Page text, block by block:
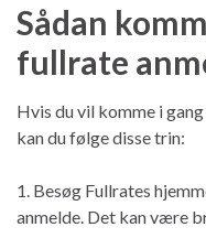
Sådan
fullrate
Hvis du vil komme i
kan du følge disse trin:
1. Besøg Fullrates
anmelde. Det kan være